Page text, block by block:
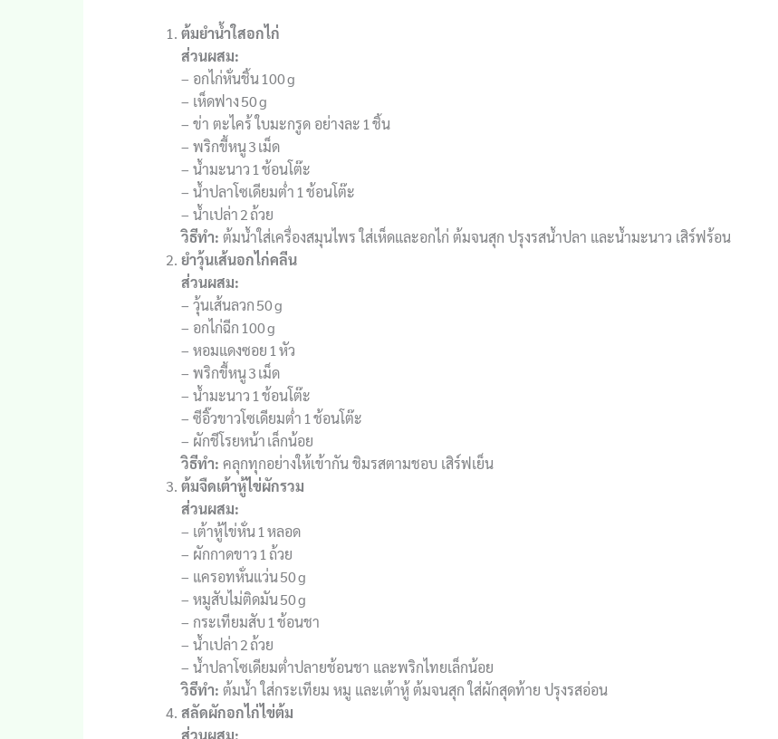
ต้มยำน้ำใสอกไก่
ส่วนผสม:
– อกไก่หั่นชิ้น 100 g
– เห็ดฟาง 50 g
– ข่า ตะไคร้ ใบมะกรูด อย่างละ 1 ชิ้น
– พริกขี้หนู 3 เม็ด
– น้ำมะนาว 1 ช้อนโต๊ะ
– น้ำปลาโซเดียมต่ำ 1 ช้อนโต๊ะ
– น้ำเปล่า 2 ถ้วย
วิธีทำ: ต้มน้ำใส่เครื่องสมุนไพร ใส่เห็ดและอกไก่ ต้มจนสุก ปรุงรสน้ำปลา และน้ำมะนาว เสิร์ฟร้อน
ยำวุ้นเส้นอกไก่คลีน
ส่วนผสม:
– วุ้นเส้นลวก 50 g
– อกไก่ฉีก 100 g
– หอมแดงซอย 1 หัว
– พริกขี้หนู 3 เม็ด
– น้ำมะนาว 1 ช้อนโต๊ะ
– ซีอิ๊วขาวโซเดียมต่ำ 1 ช้อนโต๊ะ
– ผักชีโรยหน้า เล็กน้อย
วิธีทำ: คลุกทุกอย่างให้เข้ากัน ชิมรสตามชอบ เสิร์ฟเย็น
ต้มจืดเต้าหู้ไข่ผักรวม
ส่วนผสม:
– เต้าหู้ไข่หั่น 1 หลอด
– ผักกาดขาว 1 ถ้วย
– แครอทหั่นแว่น 50 g
– หมูสับไม่ติดมัน 50 g
– กระเทียมสับ 1 ช้อนชา
– น้ำเปล่า 2 ถ้วย
– น้ำปลาโซเดียมต่ำปลายช้อนชา และพริกไทยเล็กน้อย
วิธีทำ: ต้มน้ำ ใส่กระเทียม หมู และเต้าหู้ ต้มจนสุก ใส่ผักสุดท้าย ปรุงรสอ่อน
สลัดผักอกไก่ไข่ต้ม
ส่วนผสม: